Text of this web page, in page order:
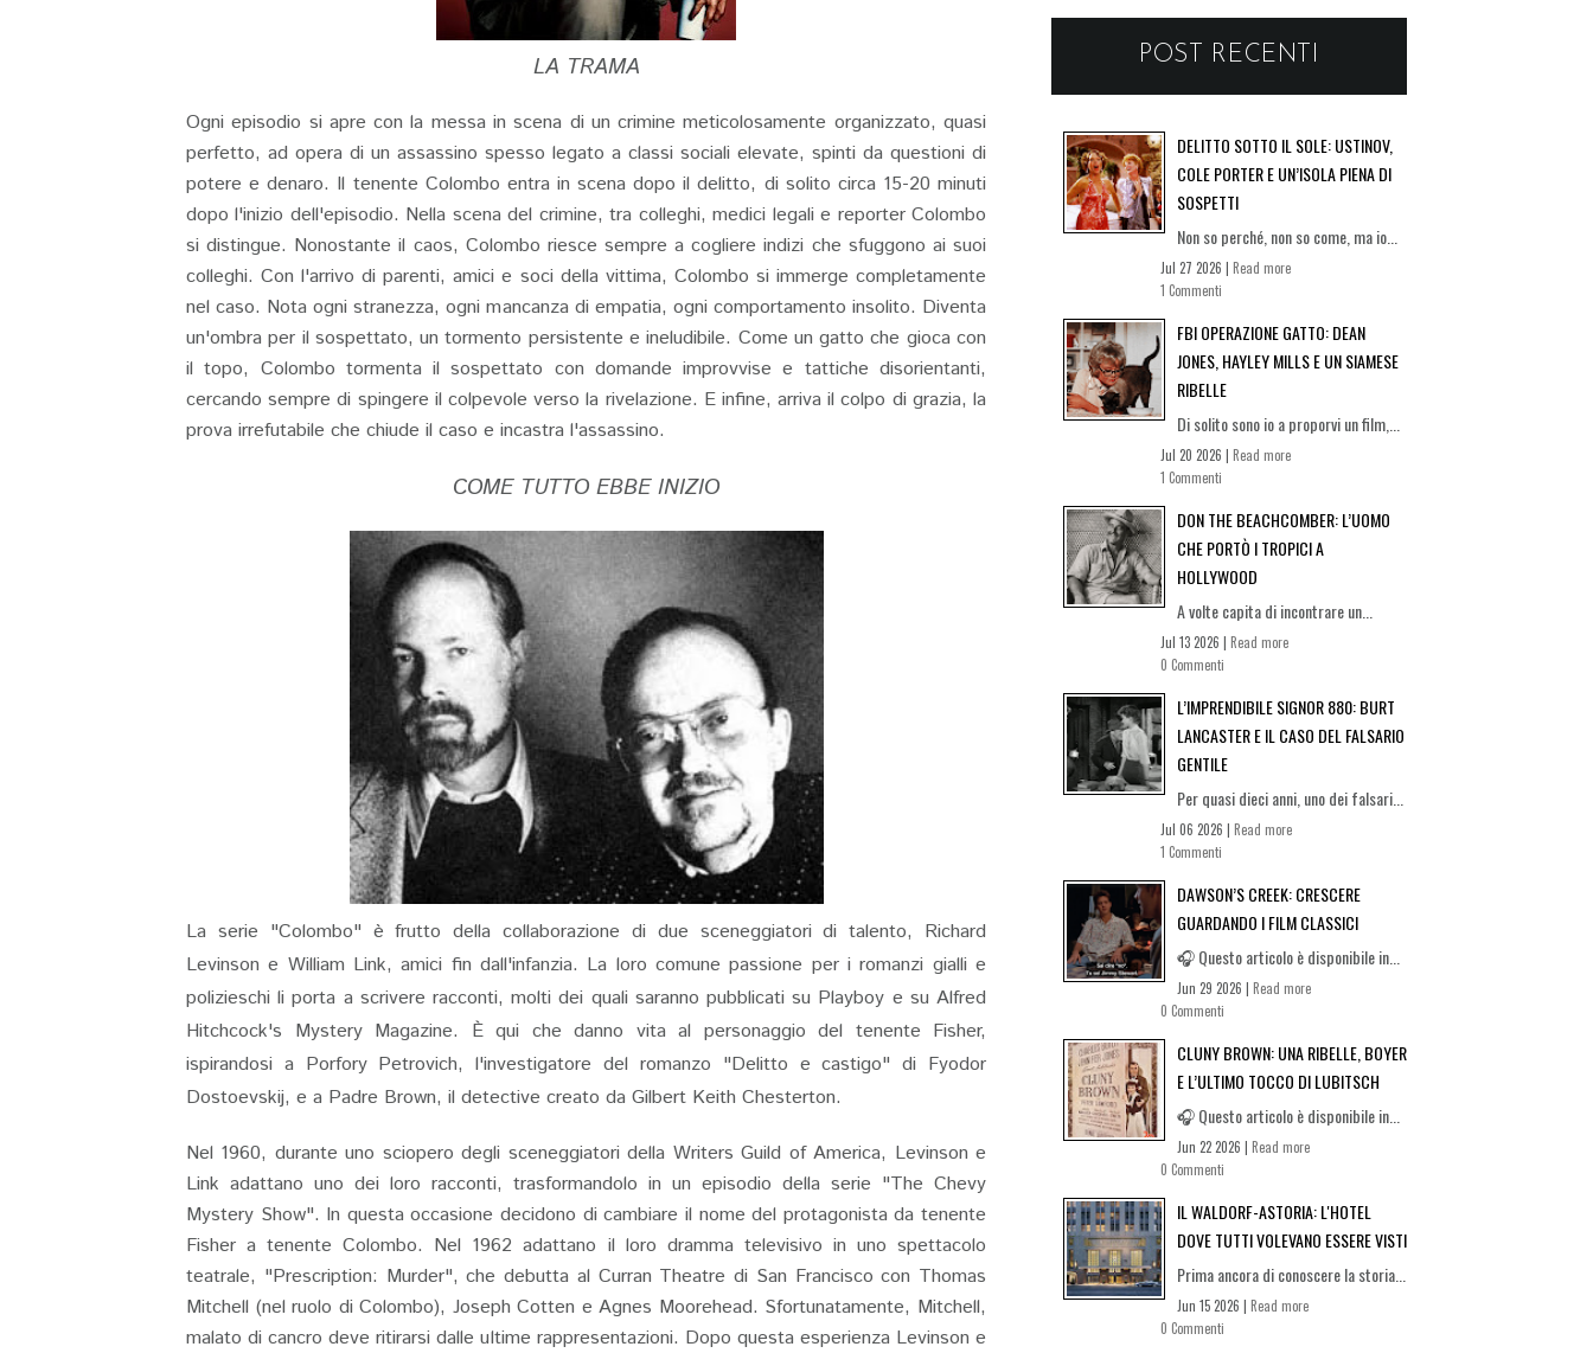
LA TRAMA
Ogni episodio si apre con la messa in scena di un crimine meticolosamente organizzato, quasi
perfetto, ad opera di un assassino spesso legato a classi sociali elevate, spinti da questioni di
potere e denaro. Il tenente Colombo entra in scena dopo il delitto, di solito circa 15-20 minuti
dopo l'inizio dell'episodio. Nella scena del crimine, tra colleghi, medici legali e reporter Colombo
si distingue. Nonostante il caos, Colombo riesce sempre a cogliere indizi che sfuggono ai suoi
colleghi. Con l'arrivo di parenti, amici e soci della vittima, Colombo si immerge completamente
nel caso. Nota ogni stranezza, ogni mancanza di empatia, ogni comportamento insolito. Diventa
un'ombra per il sospettato, un tormento persistente e ineludibile. Come un gatto che gioca con
il topo, Colombo tormenta il sospettato con domande improvvise e tattiche disorientanti,
cercando sempre di spingere il colpevole verso la rivelazione. E infine, arriva il colpo di grazia, la
prova irrefutabile che chiude il caso e incastra l'assassino.
COME TUTTO EBBE INIZIO
La serie "Colombo" è frutto della collaborazione di due sceneggiatori di talento, Richard
Levinson e William Link, amici fin dall'infanzia. La loro comune passione per i romanzi gialli e
polizieschi li porta a scrivere racconti, molti dei quali saranno pubblicati su Playboy e su Alfred
Hitchcock's Mystery Magazine. È qui che danno vita al personaggio del tenente Fisher,
ispirandosi a Porfory Petrovich, l'investigatore del romanzo "Delitto e castigo" di Fyodor
Dostoevskij, e a Padre Brown, il detective creato da Gilbert Keith Chesterton.
Nel 1960, durante uno sciopero degli sceneggiatori della Writers Guild of America, Levinson e
Link adattano uno dei loro racconti, trasformandolo in un episodio della serie "The Chevy
Mystery Show". In questa occasione decidono di cambiare il nome del protagonista da tenente
Fisher a tenente Colombo. Nel 1962 adattano il loro dramma televisivo in uno spettacolo
teatrale, "Prescription: Murder", che debutta al Curran Theatre di San Francisco con Thomas
Mitchell (nel ruolo di Colombo), Joseph Cotten e Agnes Moorehead. Sfortunatamente, Mitchell,
malato di cancro deve ritirarsi dalle ultime rappresentazioni. Dopo questa esperienza Levinson e
POST RECENTI
DELITTO SOTTO IL SOLE: USTINOV,
COLE PORTER E UN’ISOLA PIENA DI
SOSPETTI
Non so perché, non so come, ma io...
Jul 27 2026 | Read more
1 Commenti
FBI OPERAZIONE GATTO: DEAN
JONES, HAYLEY MILLS E UN SIAMESE
RIBELLE
Di solito sono io a proporvi un film,...
Jul 20 2026 | Read more
1 Commenti
DON THE BEACHCOMBER: L’UOMO
CHE PORTÒ I TROPICI A
HOLLYWOOD
A volte capita di incontrare un...
Jul 13 2026 | Read more
0 Commenti
L’IMPRENDIBILE SIGNOR 880: BURT
LANCASTER E IL CASO DEL FALSARIO
GENTILE
Per quasi dieci anni, uno dei falsari...
Jul 06 2026 | Read more
1 Commenti
DAWSON’S CREEK: CRESCERE
GUARDANDO I FILM CLASSICI
🎧 Questo articolo è disponibile in...
Jun 29 2026 | Read more
0 Commenti
CLUNY BROWN: UNA RIBELLE, BOYER
E L’ULTIMO TOCCO DI LUBITSCH
🎧 Questo articolo è disponibile in...
Jun 22 2026 | Read more
0 Commenti
IL WALDORF-ASTORIA: L'HOTEL
DOVE TUTTI VOLEVANO ESSERE VISTI
Prima ancora di conoscere la storia...
Jun 15 2026 | Read more
0 Commenti